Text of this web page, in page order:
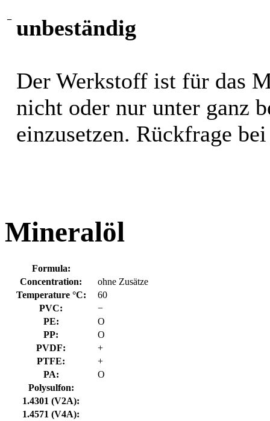
− unbeständig
Der Werkstoff ist für das
nicht oder nur unter ganz
einzusetzen. Rückfrage
Mineralöl
Formula:
Concentration:
ohne Zusätze
Temperature °C:
60
PVC:
−
PE:
O
PP:
O
PVDF:
+
PTFE:
+
PA:
O
Polysulfon:
1.4301 (V2A):
1.4571 (V4A):